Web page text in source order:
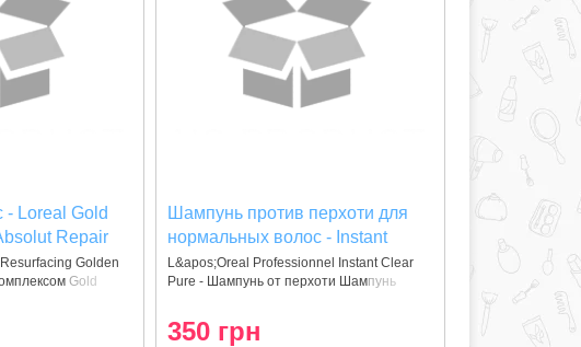
- Loreal Gold
Repair
Golden
Gold
Шампунь против перхоти для
нормальных волос - Instant
Clear Pure Shampoo 300 ml
L&apos;Oreal Professionnel Instant Clear
Pure - Шампунь от перхоти Шампунь
350 грн